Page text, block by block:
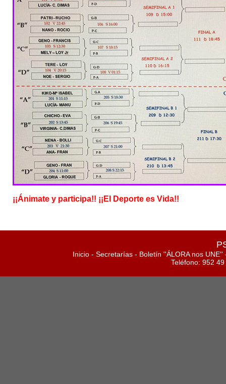
¡¡Ánimate y participa!! ¡¡El Deporte es Vida!!
Inicio - Secretarías - Boletín ''ÁLORA nos UNE''
Teléfono: 952